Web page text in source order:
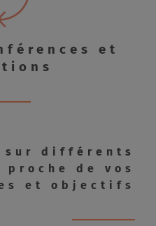
et
sur différents
de vos
et objectifs